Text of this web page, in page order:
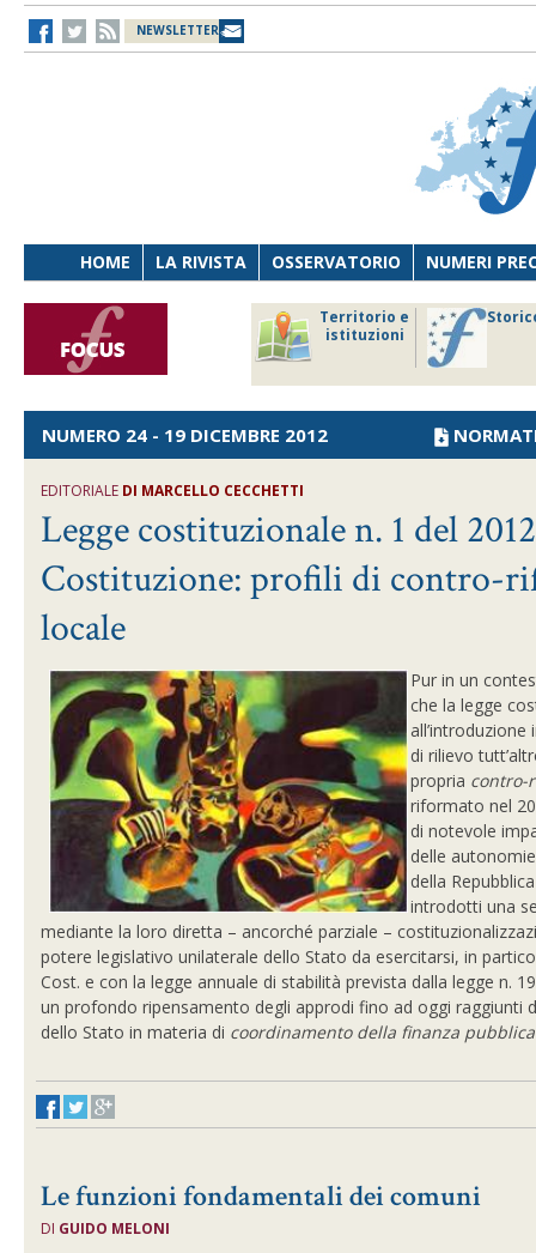
NEWSLETTER
HOME LA RIVISTA OSSERVATORIO NUMERI
Territorio e
istituzioni
NUMERO 24 - 19 DICEMBRE 2012
EDITORIALE DI MARCELLO CECCHETTI
Legge costituzionale n. 1 del
Costituzione: profili di contro-
locale
Pur in un
che la legge
di rilievo
propria contro-
riformato nel
di notevole
delle
della
introdotti una
mediante la loro diretta – ancorché parziale –
potere legislativo unilaterale dello Stato da esercitarsi, in
Cost. e con la legge annuale di stabilità prevista dalla legge n.
un profondo ripensamento degli approdi fino ad oggi raggiunti
dello Stato in materia di coordinamento della finanza
Le funzioni fondamentali dei comuni
DI GUIDO MELONI